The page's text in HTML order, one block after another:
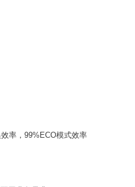
率，99%ECO模式效率